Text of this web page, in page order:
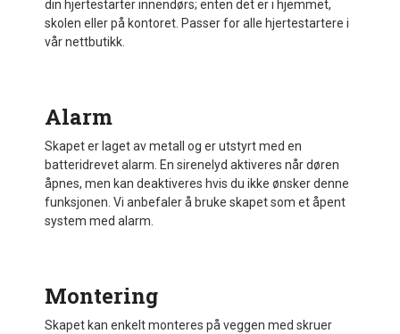
din hjertestarter innendørs; enten det er i hjemmet,
skolen eller på kontoret. Passer for alle hjertestartere i
vår nettbutikk.
Alarm
Skapet er laget av metall og er utstyrt med en
batteridrevet alarm. En sirenelyd aktiveres når døren
åpnes, men kan deaktiveres hvis du ikke ønsker denne
funksjonen. Vi anbefaler å bruke skapet som et åpent
system med alarm.
Montering
Skapet kan enkelt monteres på veggen med skruer